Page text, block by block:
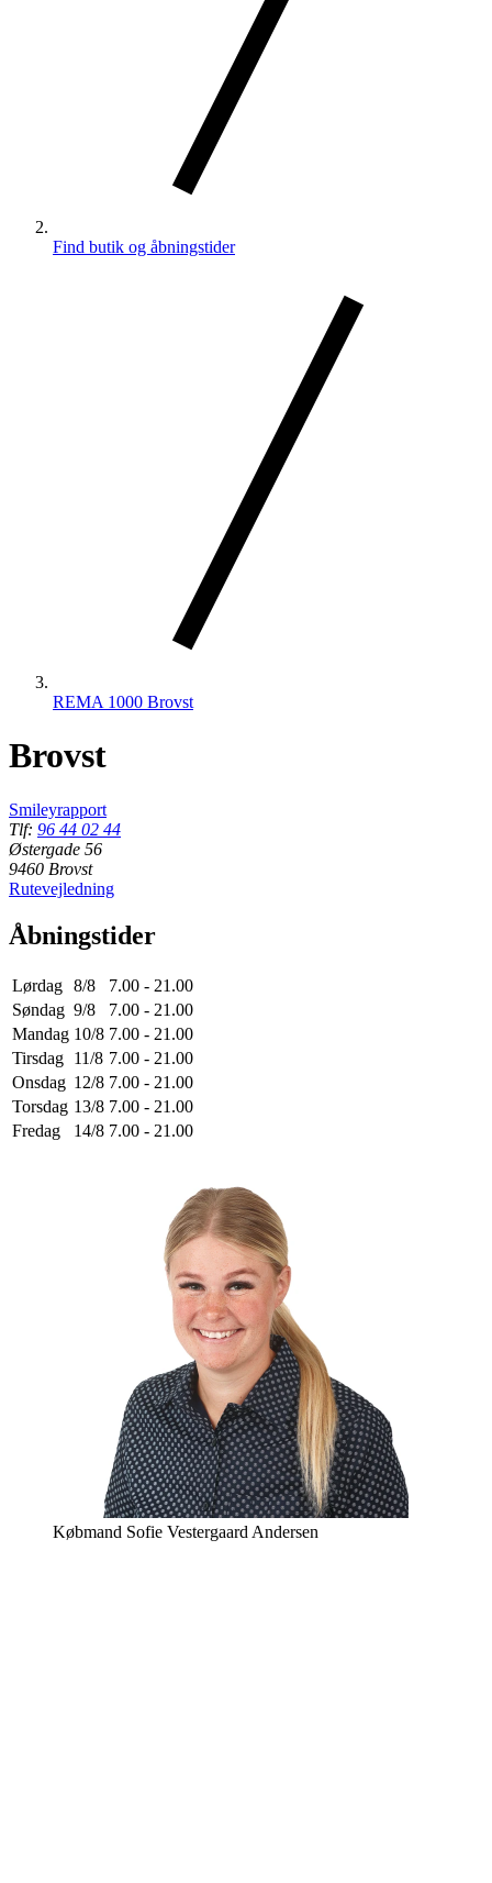
Find butik og åbningstider
REMA 1000 Brovst
Brovst
Smileyrapport
Tlf: 96 44 02 44
Østergade 56
9460 Brovst
Rutevejledning
Åbningstider
Lørdag 8/8
7.00 - 21.00
Søndag 9/8
7.00 - 21.00
Mandag 10/8 7.00 - 21.00
Tirsdag 11/8 7.00 - 21.00
Onsdag 12/8 7.00 - 21.00
Torsdag 13/8 7.00 - 21.00
Fredag
14/8 7.00 - 21.00
Købmand Sofie Vestergaard Andersen